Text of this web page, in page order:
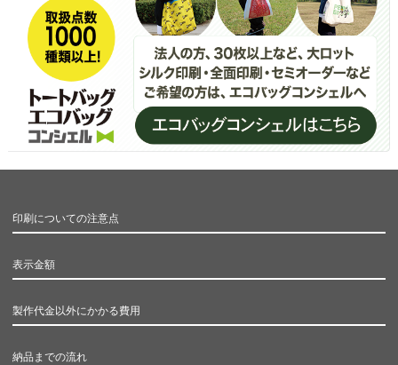
印刷についての注意点
表示金額
製作代金以外にかかる費用
納品までの流れ